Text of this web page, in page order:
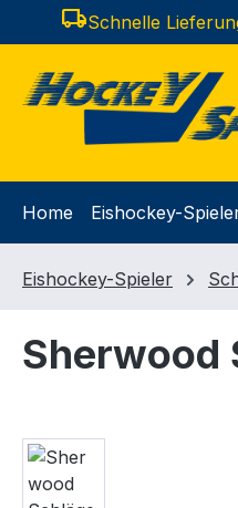
Hauptinhalt springen
Zur Suche springen
Zur Hauptnavigation
local_shippingSchnelle
Home Eishockey-
Eishockey-Spieler
Sherwood
Bildergalerie überspringen